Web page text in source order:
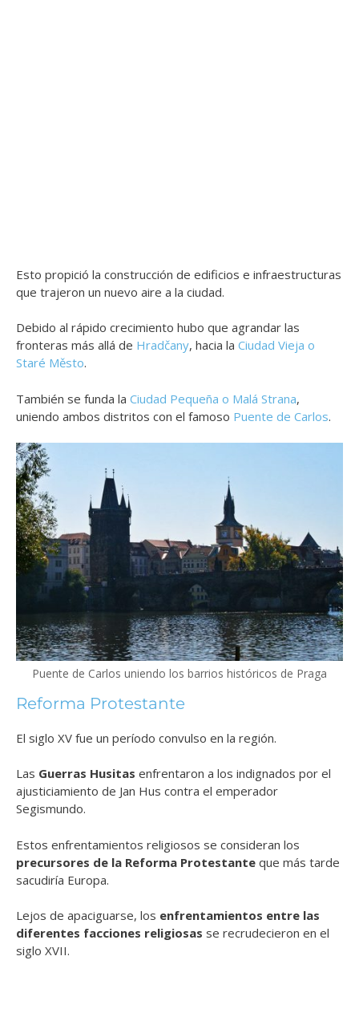
Esto propició la construcción de edificios e infraestructuras
que trajeron un nuevo aire a la ciudad.
Debido al rápido crecimiento hubo que agrandar las
fronteras más allá de Hradčany, hacia la Ciudad Vieja o
Staré Město.
También se funda la Ciudad Pequeña o Malá Strana,
uniendo ambos distritos con el famoso Puente de Carlos.
Puente de Carlos uniendo los barrios históricos de Praga
Reforma Protestante
El siglo XV fue un período convulso en la región.
Las Guerras Husitas enfrentaron a los indignados por el
ajusticiamiento de Jan Hus contra el emperador
Segismundo.
Estos enfrentamientos religiosos se consideran los
precursores de la Reforma Protestante que más tarde
sacudiría Europa.
Lejos de apaciguarse, los enfrentamientos entre las
diferentes facciones religiosas se recrudecieron en el
siglo XVII.